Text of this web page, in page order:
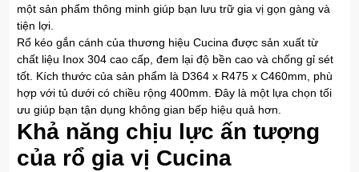
một sản phẩm thông minh giúp bạn lưu trữ gia vị gọn gàng và
tiện lợi.
Rổ kéo gắn cánh của thương hiệu Cucina được sản xuất từ
chất liệu Inox 304 cao cấp, đem lại độ bền cao và chống gỉ sét
tốt. Kích thước của sản phẩm là D364 x R475 x C460mm, phù
hợp với tủ dưới có chiều rộng 400mm. Đây là một lựa chọn tối
ưu giúp bạn tận dụng không gian bếp hiệu quả hơn.
Khả năng chịu lực ấn tượng
của rổ gia vị Cucina